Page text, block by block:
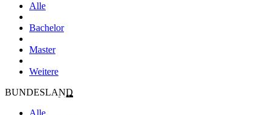
Alle
Bachelor
Master
Weitere
BUNDESLAND
Alle